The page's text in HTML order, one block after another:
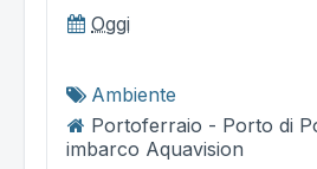
Oggi
Ambiente
Portoferraio - Porto di
imbarco Aquavision